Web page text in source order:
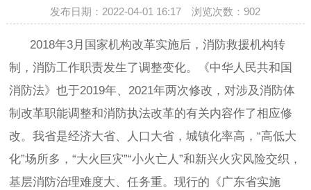
发布日期：2022-04-01 16:17 浏览次数： 902
2018年3月国家机构改革实施后，消防救援机构转
制，消防工作职责发生了调整变化。《中华人民共和国
消防法》也于2019年、2021年两次修改，对涉及消防体
制改革职能调整和消防执法改革的有关内容作了相应修
改。我省是经济大省、人口大省，城镇化率高，“高低大
化”场所多，“大火巨灾”“小火亡人”和新兴火灾风险交织，
基层消防治理难度大、任务重。现行的《广东省实施